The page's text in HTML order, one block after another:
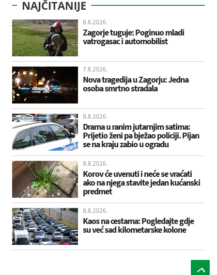
NAJČITANIJE
8.8.2026.
Zagorje tuguje: Poginuo mladi
vatrogasac i automobilist
7.8.2026.
Nova tragedija u Zagorju: Jedna
osoba smrtno stradala
8.8.2026.
Drama u ranim jutarnjim satima:
Prijetio ženi pa bježao policiji. Pijan
se na kraju zabio u ogradu
8.8.2026.
Korov će uvenuti i neće se vraćati
ako na njega stavite jedan kućanski
predmet
8.8.2026.
Kaos na cestama: Pogledajte gdje
su već sad kilometarske kolone